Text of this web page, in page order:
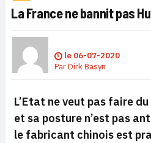
La France ne bannit pas
le 06-07-2020
ParDirk Basyn
L’Etat ne veut pas faire
et sa posture n’est pas
le fabricant chinois est